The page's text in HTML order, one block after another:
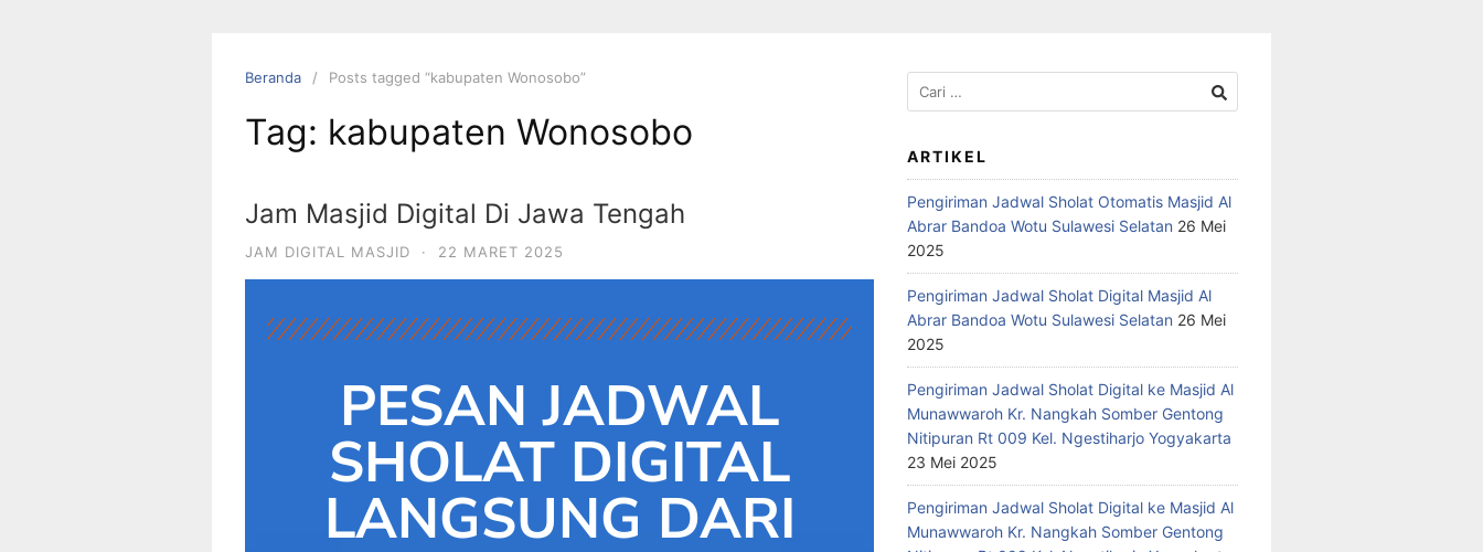
Beranda Posts tagged “kabupaten Wonosobo”
Tag: kabupaten Wonosobo
Jam Masjid Digital Di Jawa Tengah
JAM DIGITAL MASJID · 22 MARET 2025
PESAN JADWAL
SHOLAT DIGITAL
LANGSUNG DARI
ARTIKEL
Pengiriman Jadwal Sholat Otomatis Masjid Al
Abrar Bandoa Wotu Sulawesi Selatan 26 Mei
2025
Pengiriman Jadwal Sholat Digital Masjid Al
Abrar Bandoa Wotu Sulawesi Selatan 26 Mei
2025
Pengiriman Jadwal Sholat Digital ke Masjid Al
Munawwaroh Kr. Nangkah Somber Gentong
Nitipuran Rt 009 Kel. Ngestiharjo Yogyakarta
23 Mei 2025
Pengiriman Jadwal Sholat Digital ke Masjid Al
Munawwaroh Kr. Nangkah Somber Gentong